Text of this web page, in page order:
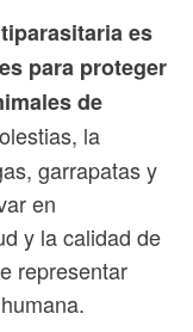
es
para proteger
de
la
garrapatas y
en
y la calidad de
representar